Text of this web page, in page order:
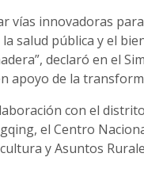
vías innovadoras
salud pública y el
declaró en el
apoyo de la
con el
el Centro
y Asuntos